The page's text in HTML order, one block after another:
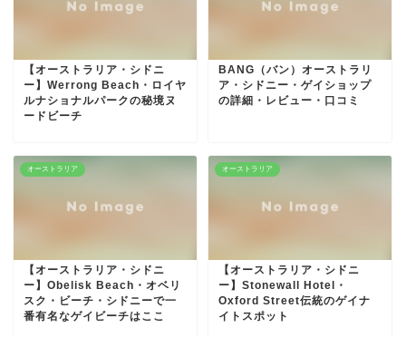
【オーストラリア・シドニ
ー】Werrong Beach・ロイヤ
ルナショナルパークの秘境ヌ
ードビーチ
BANG（バン）オーストラリ
ア・シドニー・ゲイショップ
の詳細・レビュー・口コミ
オーストラリア
【オーストラリア・シドニ
ー】Obelisk Beach・オベリ
スク・ビーチ・シドニーで一
番有名なゲイビーチはここ
オーストラリア
【オーストラリア・シドニ
ー】Stonewall Hotel・
Oxford Street伝統のゲイナ
イトスポット